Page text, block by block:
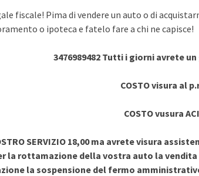
fiscale! Pima di vendere un auto o di
o ipoteca e fatelo fare a chi ne capisce!
3476989482 Tutti i giorni avrete
COSTO visura al
COSTO vusura
SERVIZIO 18,00 ma avrete visura
la rottamazione della vostra auto la
la sospensione del fermo amministrativo